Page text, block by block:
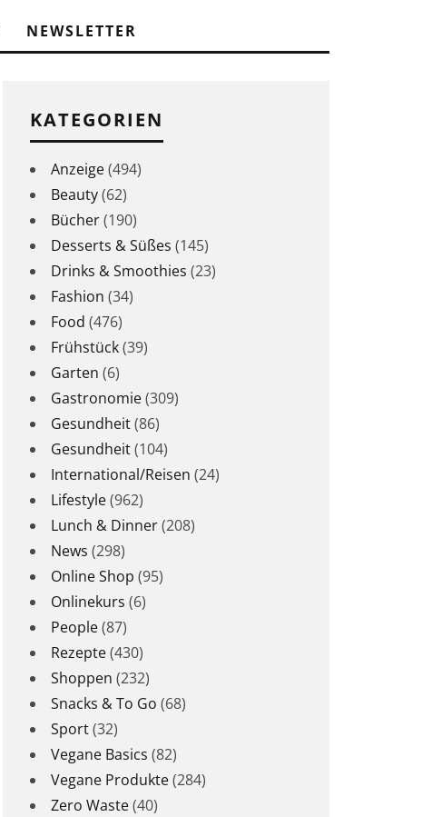
NEWSLETTER
KATEGORIEN
Anzeige(494)
Beauty(62)
Bücher(190)
Desserts & Süßes (145)
Drinks & Smoothies (23)
Fashion (34)
Food (476)
Frühstück(39)
Garten (6)
Gastronomie(309)
Gesundheit(86)
Gesundheit(104)
International/Reisen (24)
Lifestyle(962)
Lunch & Dinner(208)
News (298)
Online Shop (95)
Onlinekurs (6)
People(87)
Rezepte(430)
Shoppen (232)
Snacks & To Go (68)
Sport(32)
Vegane Basics (82)
Vegane Produkte(284)
Zero Waste(40)